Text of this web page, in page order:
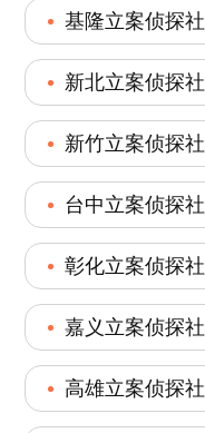
基隆立案侦探社
新北立案侦探社
新竹立案侦探社
台中立案侦探社
彰化立案侦探社
嘉义立案侦探社
高雄立案侦探社